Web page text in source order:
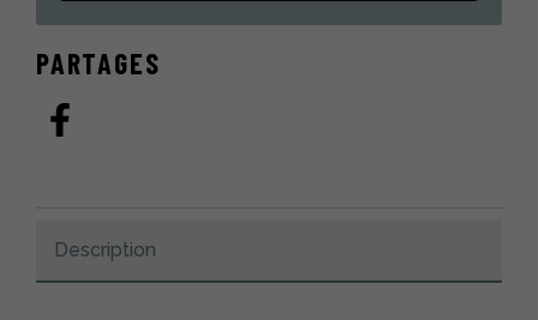
PARTAGES
Description